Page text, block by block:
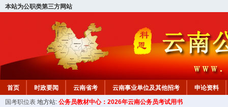
本站为公职类第三方网站
首页 时政要闻 云南省考 云南事业单位及其他招考
申论资料
国考职位表 地方站: 公务员教材中心：2026年云南公务员考试用书